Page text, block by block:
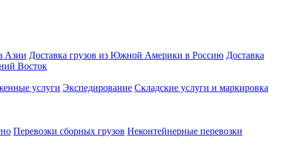
Азии Доставка грузов из Южной Америки в Россию Доставка
Восток
услуги Экспедирование Складские услуги и маркировка
Перевозки сборных грузов Неконтейнерные перевозки